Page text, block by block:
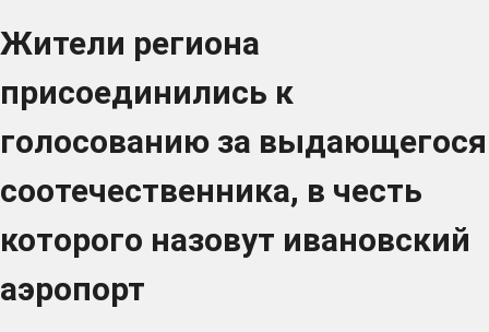
Жители региона
присоединились к
голосованию за выдающегося
соотечественника, в честь
которого назовут ивановский
аэропорт